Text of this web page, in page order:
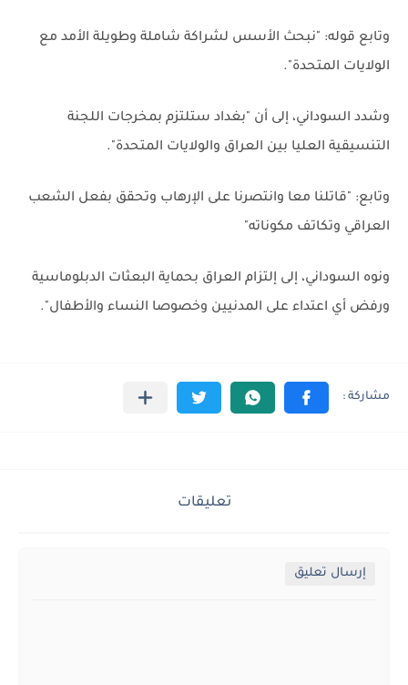
وتابع قوله: "نبحث الأسس لشراكة شاملة وطويلة الأمد مع
الولايات المتحدة".
وشدد السوداني، إلى أن "بغداد ستلتزم بمخرجات اللجنة
التنسيقية العليا بين العراق والولايات المتحدة".
وتابع: "قاتلنا معا وانتصرنا على الإرهاب وتحقق بفعل الشعب
العراقي وتكاتف مكوناته"
ونوه السوداني، إلى إلتزام العراق بحماية البعثات الدبلوماسية
ورفض أي اعتداء على المدنيين وخصوصا النساء والأطفال".
تعليقات
إرسال تعليق